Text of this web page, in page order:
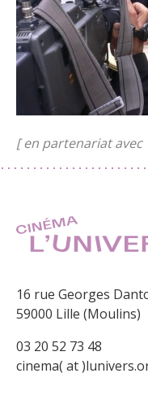
[ en partenariat avec
16 rue Georges
59000 Lille (Moulins)
03 20 52 73 48
cinema( at